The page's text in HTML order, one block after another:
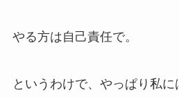
やる方は自己責任で。
というわけで、やっぱり私に